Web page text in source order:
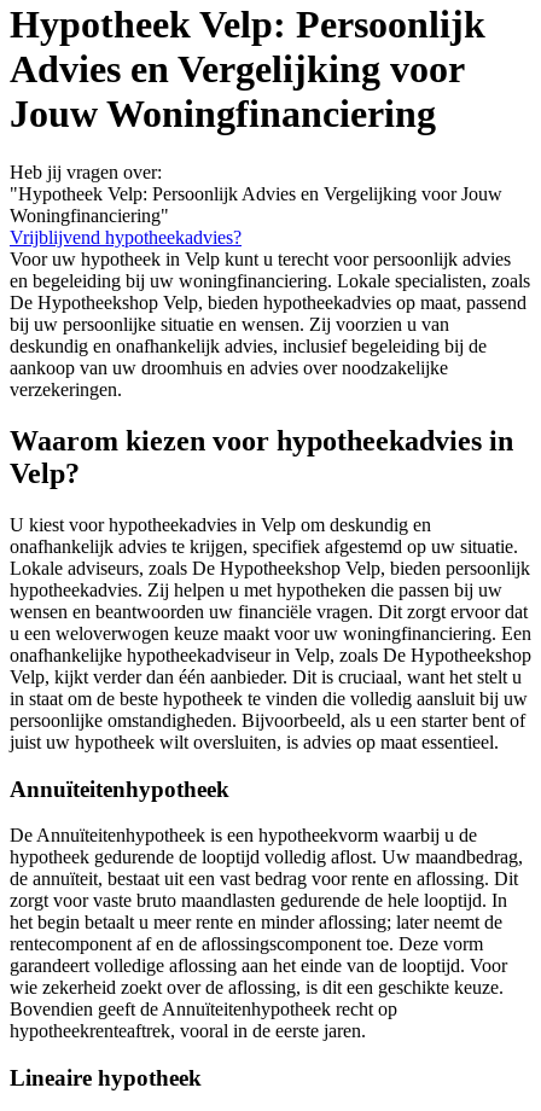
Hypotheek Velp: Persoonlijk
Advies en Vergelijking voor
Jouw Woningfinanciering
Heb jij vragen over:
"Hypotheek Velp: Persoonlijk Advies en Vergelijking voor Jouw
Woningfinanciering"
Vrijblijvend hypotheekadvies?
Voor uw hypotheek in Velp kunt u terecht voor persoonlijk advies
en begeleiding bij uw woningfinanciering. Lokale specialisten, zoals
De Hypotheekshop Velp, bieden hypotheekadvies op maat, passend
bij uw persoonlijke situatie en wensen. Zij voorzien u van
deskundig en onafhankelijk advies, inclusief begeleiding bij de
aankoop van uw droomhuis en advies over noodzakelijke
verzekeringen.
Waarom kiezen voor hypotheekadvies in
Velp?
U kiest voor hypotheekadvies in Velp om deskundig en
onafhankelijk advies te krijgen, specifiek afgestemd op uw situatie.
Lokale adviseurs, zoals De Hypotheekshop Velp, bieden persoonlijk
hypotheekadvies. Zij helpen u met hypotheken die passen bij uw
wensen en beantwoorden uw financiële vragen. Dit zorgt ervoor dat
u een weloverwogen keuze maakt voor uw woningfinanciering. Een
onafhankelijke hypotheekadviseur in Velp, zoals De Hypotheekshop
Velp, kijkt verder dan één aanbieder. Dit is cruciaal, want het stelt u
in staat om de beste hypotheek te vinden die volledig aansluit bij uw
persoonlijke omstandigheden. Bijvoorbeeld, als u een starter bent of
juist uw hypotheek wilt oversluiten, is advies op maat essentieel.
Annuïteitenhypotheek
De Annuïteitenhypotheek is een hypotheekvorm waarbij u de
hypotheek gedurende de looptijd volledig aflost. Uw maandbedrag,
de annuïteit, bestaat uit een vast bedrag voor rente en aflossing. Dit
zorgt voor vaste bruto maandlasten gedurende de hele looptijd. In
het begin betaalt u meer rente en minder aflossing; later neemt de
rentecomponent af en de aflossingscomponent toe. Deze vorm
garandeert volledige aflossing aan het einde van de looptijd. Voor
wie zekerheid zoekt over de aflossing, is dit een geschikte keuze.
Bovendien geeft de Annuïteitenhypotheek recht op
hypotheekrenteaftrek, vooral in de eerste jaren.
Lineaire hypotheek